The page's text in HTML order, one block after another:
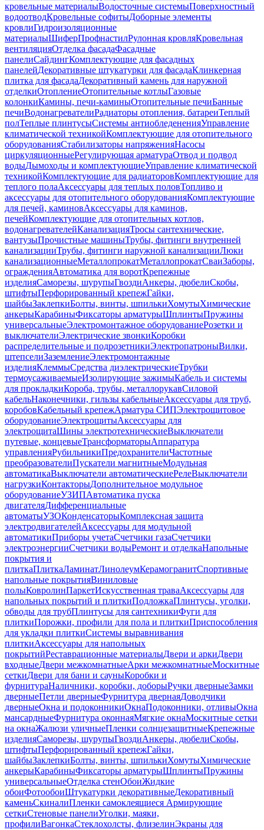
кровельные материалыВодосточные системыПоверхностный
водоотводКровельные софитыДоборные элементы
кровлиГидроизоляционные
материалыШиферПрофнастилРулонная кровляКровельная
вентиляцияОтделка фасадаФасадные
панелиСайдингКомплектующие для фасадных
панелейДекоративные штукатурки для фасадаКлинкерная
плитка для фасадаДекоративный камень для наружной
отделкиОтоплениеОтопительные котлыГазовые
колонкиКамины, печи-каминыОтопительные печиБанные
печиВодонагревателиРадиаторы отопления, батареиТеплый
полТеплые плинтусыСистемы антиобледененияУправление
климатической техникойКомплектующие для отопительного
оборудованияСтабилизаторы напряженияНасосы
циркуляционныеРегулирующая арматураОтвод и подвод
водыДымоходы и комплектующиеУправление климатической
техникойКомплектующие для радиаторовКомплектующие для
теплого полаАксессуары для теплых половТопливо и
аксессуары для отопительного оборудованияКомплектующие
для печей, каминовАксессуары для каминов,
печейКомплектующие для отопительных котлов,
водонагревателейКанализацияТросы сантехнические,
вантузыПрочистные машиныТрубы, фитинги внутренней
канализацииТрубы, фитинги наружной канализацииЛюки
канализационныеМеталлопрокатМеталлопрокатСваиЗаборы,
огражденияАвтоматика для воротКрепежные
изделияСаморезы, шурупыГвоздиАнкеры, дюбелиСкобы,
штифтыПерфорированный крепежГайки,
шайбыЗаклепкиБолты, винты, шпилькиХомутыХимические
анкерыКарабиныФиксаторы арматурыШплинтыПружины
универсальныеЭлектромонтажное оборудованиеРозетки и
выключателиЭлектрические звонкиКоробки
распределительные и подрозетникиЭлектропатроныВилки,
штепселиЗаземлениеЭлектромонтажные
изделияКлеммыСредства диэлектрическиеТрубки
термоусаживаемыеИзолирующие зажимыКабель и системы
для прокладкиКороба, трубы, металлорукавСиловой
кабельНаконечники, гильзы кабельныеАксессуары для труб,
коробовКабельный крепежАрматура СИПЭлектрощитовое
оборудованиеЭлектрощитыАксессуары для
электрощитаШины электротехническиеВыключатели
путевые, концевыеТрансформаторыАппаратура
управленияРубильникиПредохранителиЧастотные
преобразователиПускатели магнитныеМодульная
автоматикаВыключатели автоматическиеРелеВыключатели
нагрузкиКонтакторыДополнительное модульное
оборудованиеУЗИПАвтоматика пуска
двигателяДифференциальные
автоматыУЗОКонденсаторыКомплексная защита
электродвигателейАксессуары для модульной
автоматикиПриборы учетаСчетчики газаСчетчики
электроэнергииСчетчики водыРемонт и отделкаНапольные
покрытия и
плиткаПлиткаЛаминатЛинолеумКерамогранитСпортивные
напольные покрытияВиниловые
полыКовролинПаркетИскусственная траваАксессуары для
напольных покрытий и плиткиПодложкаПлинтусы, уголки,
обводы для трубПлинтусы для сантехникиФуги для
плиткиПорожки, профили для пола и плиткиПриспособления
для укладки плиткиСистемы выравнивания
плиткиАксессуары для напольных
покрытийРеставрационные материалыДвери и аркиДвери
входныеДвери межкомнатныеАрки межкомнатныеМоскитные
сеткиДвери для бани и сауныКоробки и
фурнитураНаличники, коробки, доборыРучки дверныеЗамки
дверныеПетли дверныеФурнитура двернаяДоводчики
дверныеОкна и подоконникиОкнаПодоконники, отливыОкна
мансардныеФурнитура оконнаяМягкие окнаМоскитные сетки
на окнаЖалюзи уличныеПленки солнцезащитныеКрепежные
изделияСаморезы, шурупыГвоздиАнкеры, дюбелиСкобы,
штифтыПерфорированный крепежГайки,
шайбыЗаклепкиБолты, винты, шпилькиХомутыХимические
анкерыКарабиныФиксаторы арматурыШплинтыПружины
универсальныеОтделка стенОбоиЖидкие
обоиФотообоиШтукатурки декоративныеДекоративный
каменьСкиналиПленки самоклеящиеся Армирующие
сеткиСтеновые панелиУголки, маяки,
профилиВагонкаСтеклохолсты, флизелинЭкраны для